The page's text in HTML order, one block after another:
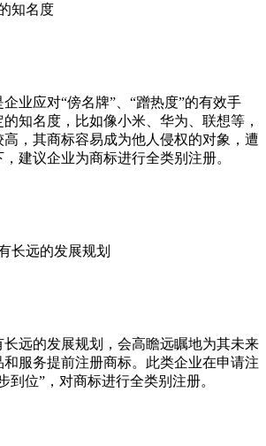
知名度
业应对“傍名牌”、“蹭热度”的有效手
知名度，比如像小米、华为、联想等，
高，其商标容易成为他人侵权的对象，遭
建议企业为商标进行全类别注册。
长远的发展规划
远的发展规划，会高瞻远瞩地为其未来
服务提前注册商标。此类企业在申请注
到位”，对商标进行全类别注册。